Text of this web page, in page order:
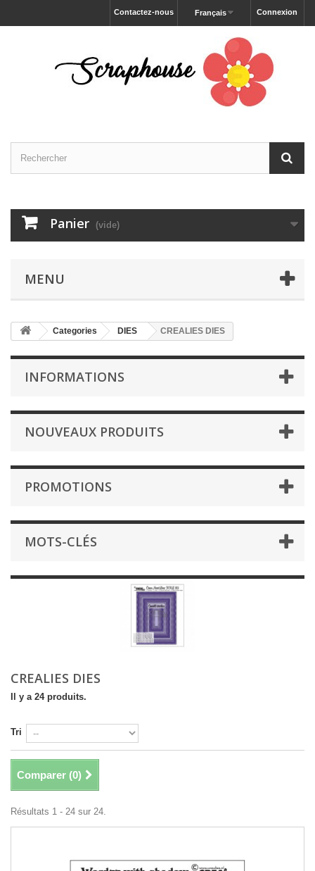
Connexion
Français
Contactez-nous
Panier (vide)
MENU
Categories DIES CREALIES DIES
INFORMATIONS
NOUVEAUX PRODUITS
PROMOTIONS
MOTS-CLÉS
CREALIES DIES
Il y a 24 produits.
Tri
Comparer (0)
Résultats 1 - 24 sur 24.